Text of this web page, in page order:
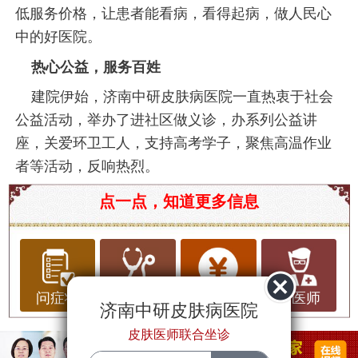
低服务价格，让患者能看病，看得起病，做人民心
中的好医院。
热心公益，服务百姓
建院伊始，济南中研皮肤病医院一直热衷于社会
公益活动，举办了进社区做义诊，办系列公益讲
座，关爱环卫工人，支持高考学子，聚焦高温作业
者等活动，反响热烈。
济南市治皮肤瘙痒哪家医院效果好？
皮肤瘙痒是一种常见的皮肤症状，可能由多种因素
引起，如过敏、干燥、皮肤病或内科疾病等。它不
仅令人感到不适，还可能影响到生活质量和心理健
康。因此，选择一家专业、效果好的医院进行治疗
尤为重要。
皮肤瘙痒的基本常识
点一点，知道更多信息
问症状 问医师
济南中研皮肤病医院
皮肤医师联合坐诊